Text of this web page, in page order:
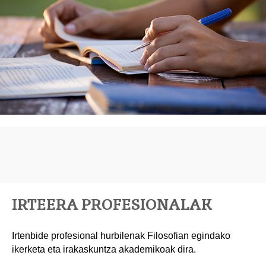
IRTEERA PROFESIONALAK
Irtenbide profesional hurbilenak Filosofian egindako
ikerketa eta irakaskuntza akademikoak dira.